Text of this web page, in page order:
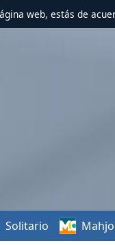
web, estás de
Solitario